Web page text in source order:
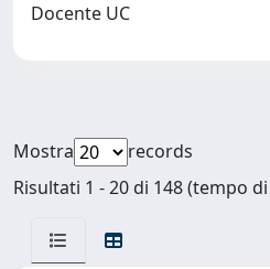
Docente UC
Mostra
records
Risultati 1 - 20 di 148 (tempo